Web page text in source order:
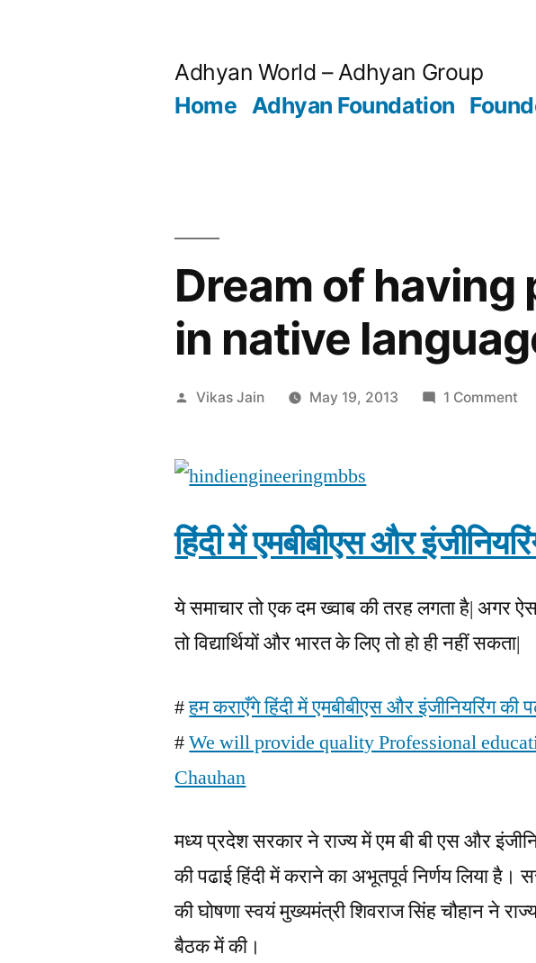
Adhyan World – Adhyan Group
Home Adhyan Foundation
Dream of
in native
Posted
Vikas Jain May 19, 2013 1 Commenton
in
हिंदी में एमबीबीएस और
ये समाचार तो एक दम ख्वाब की तरह लगता है| अगर
तो विद्यार्थियों और भारत के लिए तो हो ही नहीं सकता|
#हम कराएँगे हिंदी में एमबीबीएस और इंजीनियरिंग की
#We will provide quality Professional
Chauhan
मध्य प्रदेश सरकार ने राज्य में एम बी बी एस और
की पढाई हिंदी में कराने का अभूतपूर्व निर्णय लिया है।
की घोषणा स्वयं मुख्यमंत्री शिवराज सिंह चौहान ने
बैठक में की।